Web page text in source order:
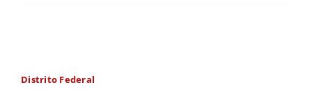
Distrito Federal